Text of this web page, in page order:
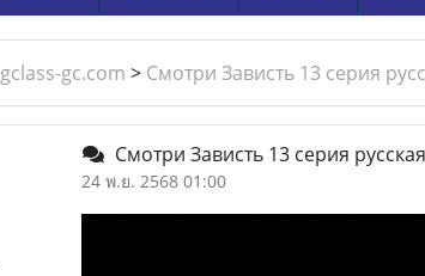
gclass-gc.com > Смотри Зависть 13 серия
Смотри Зависть 13 серия
24 พ.ย. 2568 01:00